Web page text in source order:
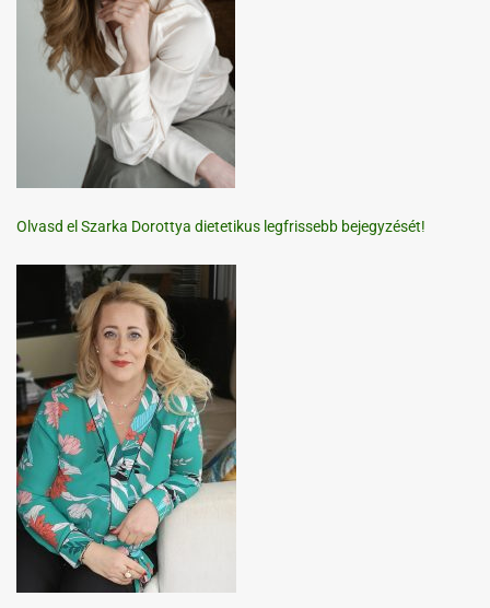
Olvasd el Szarka Dorottya dietetikus legfrissebb bejegyzését!